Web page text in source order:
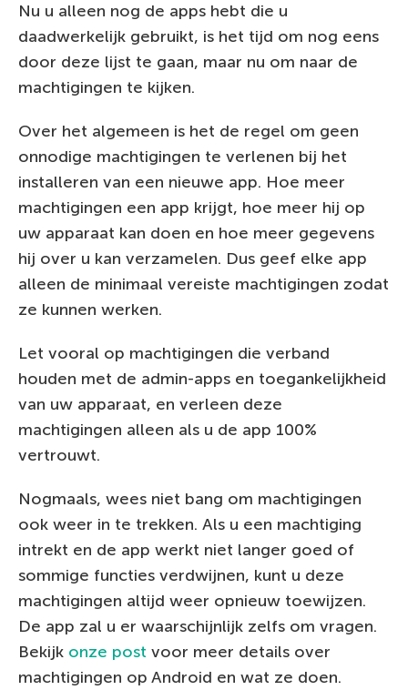
Nu u alleen nog de apps hebt die u
daadwerkelijk gebruikt, is het tijd om nog eens
door deze lijst te gaan, maar nu om naar de
machtigingen te kijken.
Over het algemeen is het de regel om geen
onnodige machtigingen te verlenen bij het
installeren van een nieuwe app. Hoe meer
machtigingen een app krijgt, hoe meer hij op
uw apparaat kan doen en hoe meer gegevens
hij over u kan verzamelen. Dus geef elke app
alleen de minimaal vereiste machtigingen zodat
ze kunnen werken.
Let vooral op machtigingen die verband
houden met de admin-apps en toegankelijkheid
van uw apparaat, en verleen deze
machtigingen alleen als u de app 100%
vertrouwt.
Nogmaals, wees niet bang om machtigingen
ook weer in te trekken. Als u een machtiging
intrekt en de app werkt niet langer goed of
sommige functies verdwijnen, kunt u deze
machtigingen altijd weer opnieuw toewijzen.
De app zal u er waarschijnlijk zelfs om vragen.
Bekijk onze post voor meer details over
machtigingen op Android en wat ze doen.